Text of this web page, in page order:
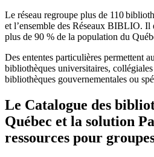
Le réseau regroupe plus de 110biblioth
et l’ensemble des Réseaux BIBLIO. Il
plus de 90 % de la population du Qué
Des ententes particulières permettent
bibliothèques universitaires,
bibliothèques gouvernementales ou
Le Catalogue des
Québec et la solution
ressources pour